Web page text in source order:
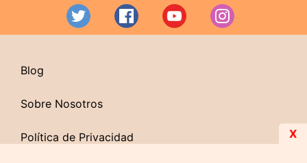
Blog
Sobre Nosotros
Política de Privacidad X